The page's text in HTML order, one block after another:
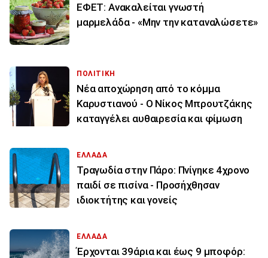
ΕΦΕΤ: Ανακαλείται γνωστή
μαρμελάδα - «Μην την καταναλώσετε»
ΠΟΛΙΤΙΚΗ
Νέα αποχώρηση από το κόμμα
Καρυστιανού - Ο Νίκος Μπρουτζάκης
καταγγέλει αυθαιρεσία και φίμωση
ΕΛΛΑΔΑ
Τραγωδία στην Πάρο: Πνίγηκε 4χρονο
παιδί σε πισίνα - Προσήχθησαν
ιδιοκτήτης και γονείς
ΕΛΛΑΔΑ
Έρχονται 39άρια και έως 9 μποφόρ: